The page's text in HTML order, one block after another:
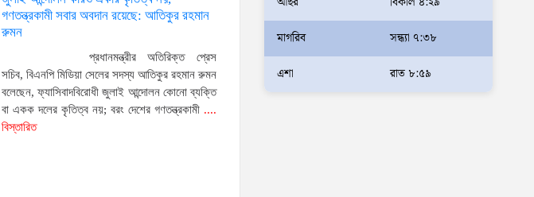
গণতন্ত্রকামী সবার অবদান রয়েছে: আতিকুর রহমান
রুমন
প্রধানমন্ত্রীর অতিরিক্ত প্রেস
সচিব, বিএনপি মিডিয়া সেলের সদস্য আতিকুর রহমান রুমন
বলেছেন, ফ্যাসিবাদবিরোধী জুলাই আন্দোলন কোনো ব্যক্তি
বা একক দলের কৃতিত্ব নয়; বরং দেশের গণতন্ত্রকামী ....
বিস্তারিত
পার্বত্য প্রতিমন্ত্রীর
খুনের মামলায় গ্রেপ্তার তার স্বামী
মাগরিব সন্ধ্যা ৭:৩৮
এশা রাত ৮:৫৯